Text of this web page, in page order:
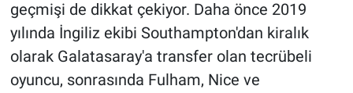
geçmişi de dikkat çekiyor. Daha önce 2019
yılında İngiliz ekibi Southampton'dan kiralık
olarak Galatasaray'a transfer olan tecrübeli
oyuncu, sonrasında Fulham, Nice ve